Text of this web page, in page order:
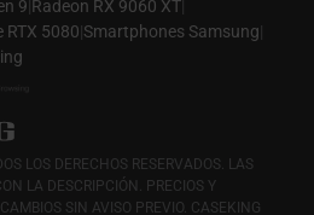
9|Radeon RX 9060 XT|
RTX 5080|Smartphones Samsung|
LOS DERECHOS RESERVADOS. LAS
LA DESCRIPCIÓN. PRECIOS Y
SIN AVISO PREVIO. CASEKING